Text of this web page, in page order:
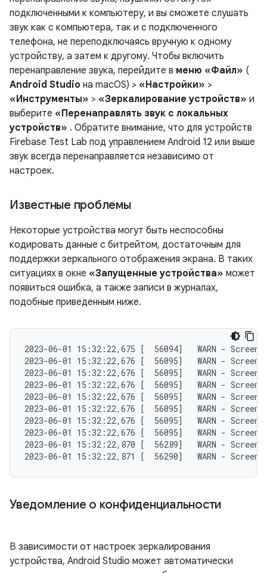
подключенными к компьютеру, и вы сможете слушать
звук как с компьютера, так и с подключенного
телефона, не переподключаясь вручную к одному
устройству, а затем к другому. Чтобы включить
перенаправление звука, перейдите в меню «Файл» (
Android Studio на macOS) > «Настройки» >
«Инструменты» > «Зеркалирование устройств» и
выберите «Перенаправлять звук с локальных
устройств» . Обратите внимание, что для устройств
Firebase Test Lab под управлением Android 12 или выше
звук всегда перенаправляется независимо от
настроек.
Известные проблемы
Некоторые устройства могут быть неспособны
кодировать данные с битрейтом, достаточным для
поддержки зеркального отображения экрана. В таких
ситуациях в окне «Запущенные устройства» может
появиться ошибка, а также записи в журналах,
подобные приведенным ниже.
2023-06-01 15:32:22,675 [  56094]   WARN -
2023-06-01 15:32:22,676 [  56095]   WARN -
2023-06-01 15:32:22,676 [  56095]   WARN -
2023-06-01 15:32:22,676 [  56095]   WARN -
2023-06-01 15:32:22,676 [  56095]   WARN -
2023-06-01 15:32:22,676 [  56095]   WARN -
2023-06-01 15:32:22,676 [  56095]   WARN -
2023-06-01 15:32:22,676 [  56095]   WARN -
2023-06-01 15:32:22,870 [  56289]   WARN -
Уведомление о конфиденциальности
В зависимости от настроек зеркалирования
устройства, Android Studio может автоматически